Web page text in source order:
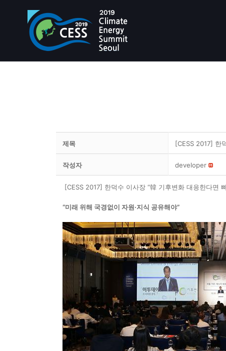
제목 [CESS 2017] 한
작성자 developer
[CESS 2017] 한덕수 이사장 “韓 기후변화 대응한다면
“미래 위해 국경없이 자원·지식 공유해야”